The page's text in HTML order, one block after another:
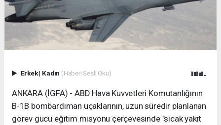
Erkek| Kadın (Haberi Sesli Oku)
ANKARA (İGFA) - ABD Hava Kuvvetleri Komutanlığının
B-1B bombardıman uçaklarının, uzun süredir planlanan
görev gücü eğitim misyonu çerçevesinde "sıcak yakıt